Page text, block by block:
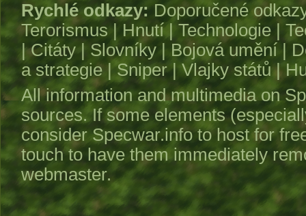
Rychlé odkazy: Doporučené
Terorismus | Hnutí| Technologie
|Citáty Slovníky Bojová umění
a strategie |Sniper|Vlajky států|
All information and multimedia on
sources. If some elements
considerSpecwar.infoto host for
touch to have them immediately
webmaster.